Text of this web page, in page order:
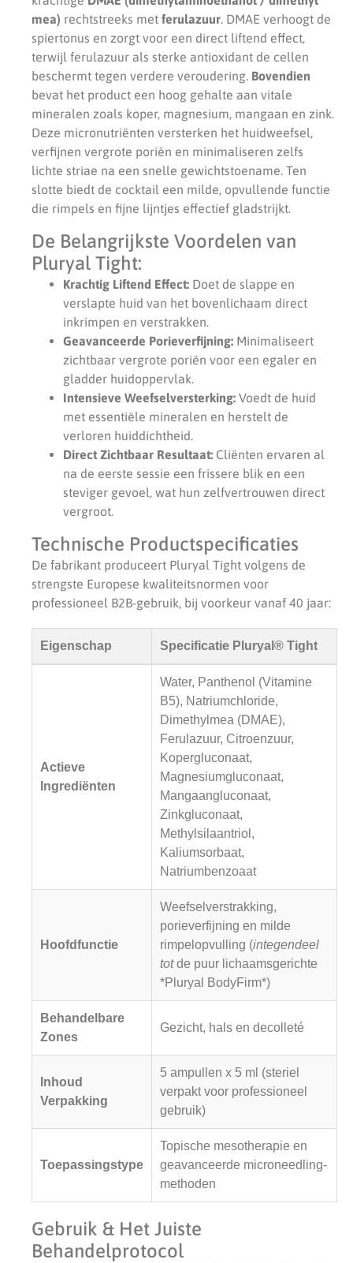
mea) rechtstreeks met ferulazuur. DMAE verhoogt de
spiertonus en zorgt voor een direct liftend effect,
terwijl ferulazuur als sterke antioxidant de cellen
beschermt tegen verdere veroudering. Bovendien
bevat het product een hoog gehalte aan vitale
mineralen zoals koper, magnesium, mangaan en zink.
Deze micronutriënten versterken het huidweefsel,
verfijnen vergrote poriën en minimaliseren zelfs
lichte striae na een snelle gewichtstoename. Ten
slotte biedt de cocktail een milde, opvullende functie
die rimpels en fijne lijntjes effectief gladstrijkt.
De Belangrijkste Voordelen van
Pluryal Tight:
Krachtig Liftend Effect: Doet de slappe en
verslapte huid van het bovenlichaam direct
inkrimpen en verstrakken.
Geavanceerde Porieverfijning: Minimaliseert
zichtbaar vergrote poriën voor een egaler en
gladder huidoppervlak.
Intensieve Weefselversterking: Voedt de huid
met essentiële mineralen en herstelt de
verloren huiddichtheid.
Direct Zichtbaar Resultaat: Cliënten ervaren al
na de eerste sessie een frissere blik en een
steviger gevoel, wat hun zelfvertrouwen direct
vergroot.
Technische Productspecificaties
De fabrikant produceert Pluryal Tight volgens de
strengste Europese kwaliteitsnormen voor
professioneel B2B-gebruik, bij voorkeur vanaf 40 jaar:
Eigenschap Specificatie Pluryal® Tight
Actieve
Ingrediënten
Water, Panthenol (Vitamine
B5), Natriumchloride,
Dimethylmea (DMAE),
Ferulazuur, Citroenzuur,
Kopergluconaat,
Magnesiumgluconaat,
Mangaangluconaat,
Zinkgluconaat,
Methylsilaantriol,
Kaliumsorbaat,
Natriumbenzoaat
Hoofdfunctie
Weefselverstrakking,
porieverfijning en milde
rimpelopvulling (integendeel
totde puur lichaamsgerichte
*Pluryal BodyFirm*)
Behandelbare
Zones
Gezicht, hals en decolleté
Inhoud
Verpakking
5 ampullen x 5 ml (steriel
verpakt voor professioneel
gebruik)
Toepassingstype
Topische mesotherapie en
geavanceerde microneedling-
methoden
Gebruik & Het Juiste
Behandelprotocol